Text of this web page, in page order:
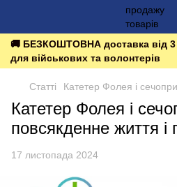
🚚 БЕЗКОШТОВНА доставка від 3
для військових та волонтерів
Статті Катетер Фолея і
Катетер Фолея і
повсякденне життя і
17 листопада 2024